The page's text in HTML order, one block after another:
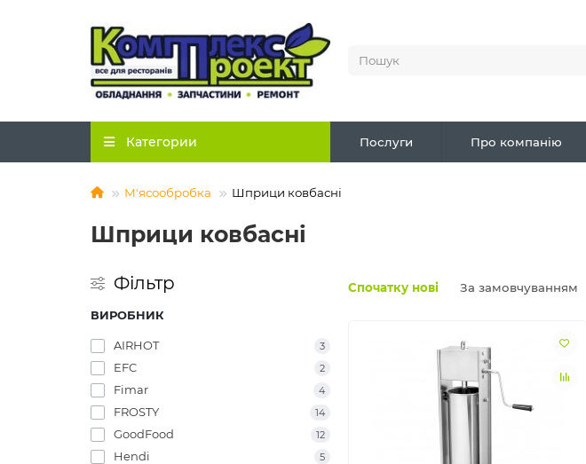
Категории Послуги Про компанію
М'ясообробка Шприци ковбасні
Шприци ковбасні
Фільтр
ВИРОБНИК
AIRHOT 3
EFC 2
Fimar 4
FROSTY 14
GoodFood 12
Hendi 5
Спочатку нові За замовчуванням